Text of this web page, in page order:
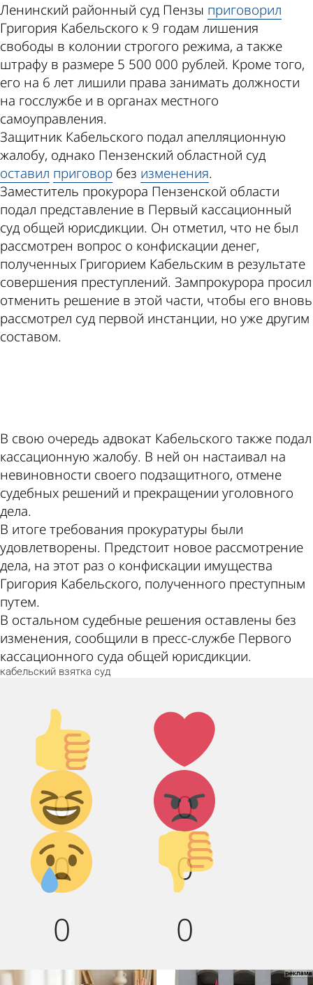
Ленинский районный суд Пензы приговорил
Григория Кабельского к 9 годам лишения
свободы в колонии строгого режима, а также
штрафу в размере 5 500 000 рублей. Кроме того,
его на 6 лет лишили права занимать должности
на госслужбе и в органах местного
самоуправления.
Защитник Кабельского подал апелляционную
жалобу, однако Пензенский областной суд
оставил приговор без изменения.
Заместитель прокурора Пензенской области
подал представление в Первый кассационный
суд общей юрисдикции. Он отметил, что не был
рассмотрен вопрос о конфискации денег,
полученных Григорием Кабельским в результате
совершения преступлений. Зампрокурора просил
отменить решение в этой части, чтобы его вновь
рассмотрел суд первой инстанции, но уже другим
составом.
В свою очередь адвокат Кабельского также подал
кассационную жалобу. В ней он настаивал на
невиновности своего подзащитного, отмене
судебных решений и прекращении уголовного
дела.
В итоге требования прокуратуры были
удовлетворены. Предстоит новое рассмотрение
дела, на этот раз о конфискации имущества
Григория Кабельского, полученного преступным
путем.
В остальном судебные решения оставлены без
изменения, сообщили в пресс-службе Первого
кассационного суда общей юрисдикции.
кабельский взятка суд
Палец
вверх!
0
Лайк!
0
Дикий
смех!
0
Агрессия!
0
Грусть :(
0
Палец
вниз!
0